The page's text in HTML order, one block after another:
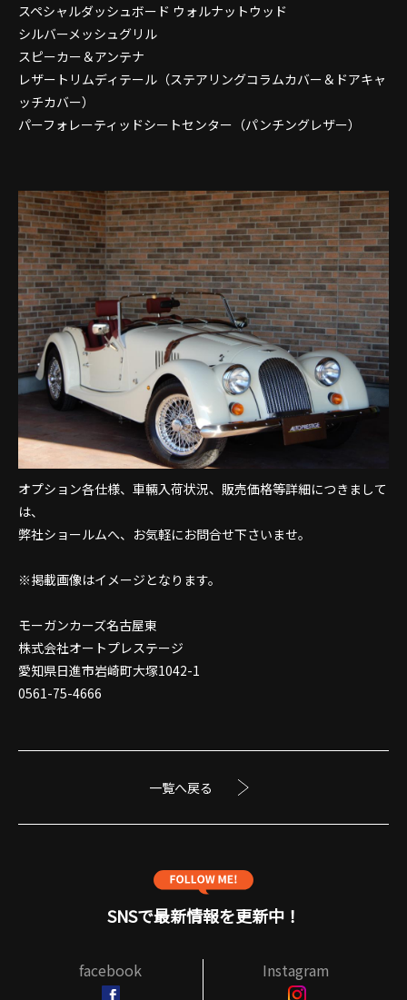
スペシャルダッシュボード ウォルナットウッド
シルバーメッシュグリル
スピーカー＆アンテナ
レザートリムディテール（ステアリングコラムカバー＆ドアキャ
ッチカバー）
パーフォレーティッドシートセンター（パンチングレザー）
オプション各仕様、車輛入荷状況、販売価格等詳細につきまして
は、
弊社ショールムへ、お気軽にお問合せ下さいませ。
※掲載画像はイメージとなります。
モーガンカーズ名古屋東
株式会社オートプレステージ
愛知県日進市岩崎町大塚1042-1
0561-75-4666
一覧へ戻る
SNSで最新情報を更新中！
facebook Instagram